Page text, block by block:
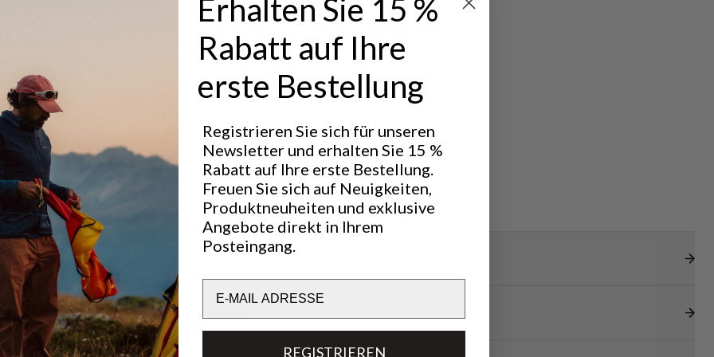
eine
Hervorragend für
CLASSIC TREKKING
Erhalten Sie 15 %
Rabatt auf Ihre
erste Bestellung
Registrieren Sie sich für unseren
Newsletter und erhalten Sie 15 %
Rabatt auf Ihre erste Bestellung.
Freuen Sie sich auf Neuigkeiten,
Produktneuheiten und exklusive
Angebote direkt in Ihrem
Posteingang.
REGISTRIEREN